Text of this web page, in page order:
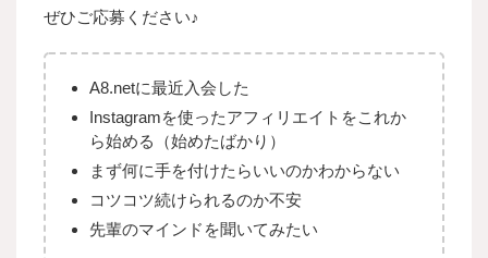
ぜひご応募ください♪
A8.netに最近入会した
Instagramを使ったアフィリエイトをこれか
ら始める（始めたばかり）
まず何に手を付けたらいいのかわからない
コツコツ続けられるのか不安
先輩のマインドを聞いてみたい